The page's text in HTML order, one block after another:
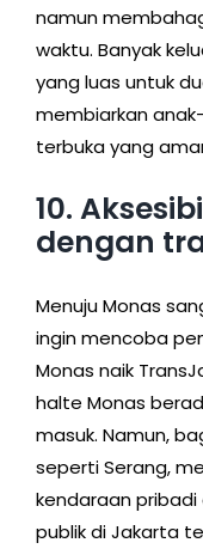
namun
waktu. Banyak
yang luas untuk
membiarkan
terbuka yang
10.
dengan
Menuju Monas
ingin mencoba
Monas naik
halte Monas
masuk. Namun,
seperti Serang,
kendaraan
publik di Jakarta